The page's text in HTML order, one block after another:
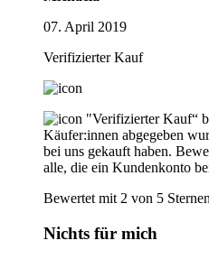
07. April 2019
Verifizierter Kauf
"Verifizierter Kauf“
Käufer:innen abgegeben
bei uns gekauft haben.
alle, die ein Kundenkonto
Bewertet mit 2 von 5
Nichts für mich